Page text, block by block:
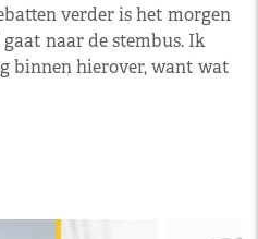
verder is het morgen
naar de stembus. Ik
binnen hierover, want wat